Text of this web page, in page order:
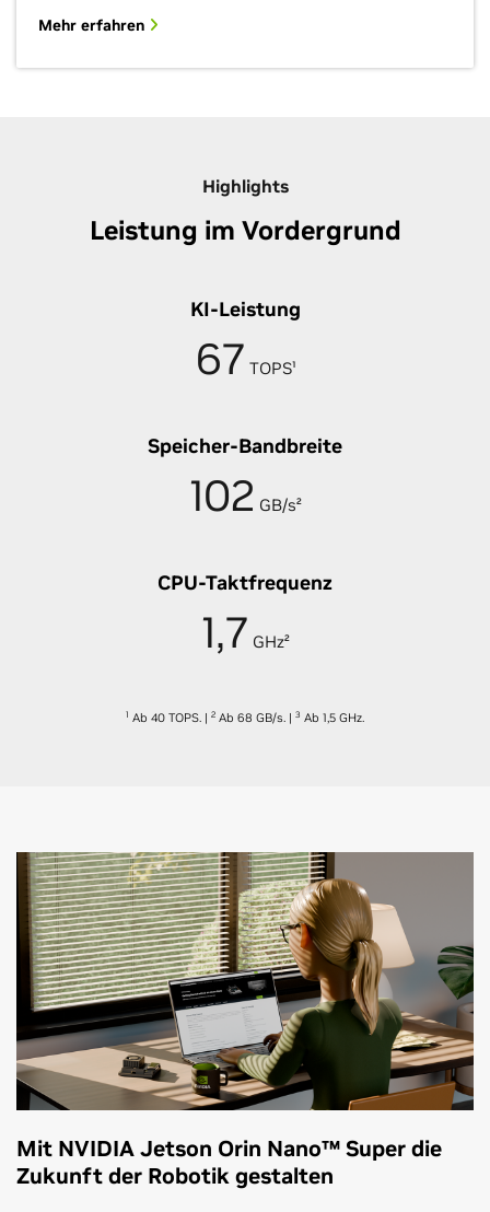
Mehr erfahren
Highlights
Leistung im Vordergrund
KI-Leistung
67 TOPS¹
Speicher-Bandbreite
102 GB/s²
CPU-Taktfrequenz
1,7 GHz²
1 Ab 40 TOPS. | 2 Ab 68 GB/s. | 3 Ab 1,5 GHz.
Mit NVIDIA Jetson Orin Nano™ Super die
Zukunft der Robotik gestalten